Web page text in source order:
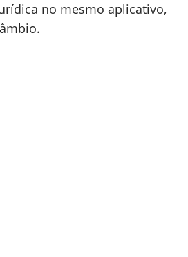
no mesmo aplicativo,